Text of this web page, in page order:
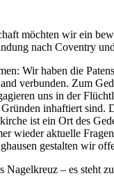
möchten wir ein
nach Coventry
Wir haben die
verbunden. Zum
uns in der
inhaftiert sind.
ist ein Ort des
wieder aktuelle
gestalten wir
– es steht